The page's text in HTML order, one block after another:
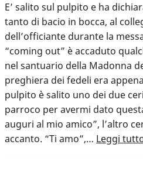
E’ salito sul pulpito e ha
tanto di bacio in bocca, al
dell’officiante durante la
“coming out” è accaduto
nel santuario della Madonna
preghiera dei fedeli era
pulpito è salito uno dei due
parroco per avermi dato
auguri al mio amico”, l’altro
accanto. “Ti amo”,… Leggi